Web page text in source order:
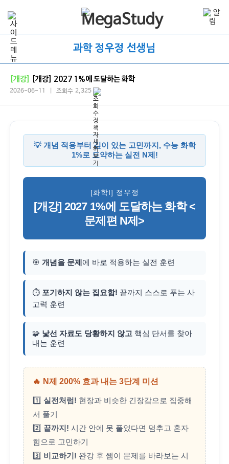
과학 정우정 선생님
[개강] [개강] 2027 1%에 도달하는 화학
2026-06-11 | 조회수 2,325
💡 개념 적용부터 깊이 있는 고민까지, 수능 화학
1%로 도약하는 실전 N제!
[화학I] 정우정
[개강] 2027 1%에 도달하는 화학 <
문제편 N제>
🎯개념을 문제에 바로 적용하는 실전 훈련
⏱️ 포기하지 않는 집요함! 끝까지 스스로 푸는 사
고력 훈련
🧩 낯선 자료도 당황하지 않고 핵심 단서를 찾아
내는 훈련
🔥 N제 200% 효과 내는 3단계 미션
1️⃣ 실전처럼! 현장과 비슷한 긴장감으로 집중해
서 풀기
2️⃣ 끝까지! 시간 안에 못 풀었다면 멈추고 혼자
힘으로 고민하기
3️⃣ 비교하기! 완강 후 쌤이 문제를 바라보는 시